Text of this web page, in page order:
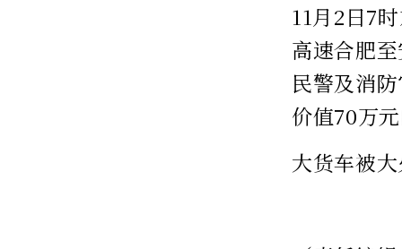
11月2日7
高速合肥
民警及消
价值70万
大货车被大